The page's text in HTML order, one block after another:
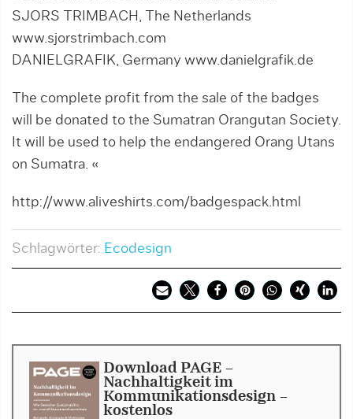
SJORS TRIMBACH, The Netherlands
www.sjorstrimbach.com
DANIELGRAFIK, Germany www.danielgrafik.de
The complete profit from the sale of the badges
will be donated to the Sumatran Orangutan Society.
It will be used to help the endangered Orang Utans
on Sumatra. «
http://www.aliveshirts.com/badgespack.html
Schlagwörter: Ecodesign
Download PAGE -
Nachhaltigkeit im
Kommunikationsdesign -
kostenlos